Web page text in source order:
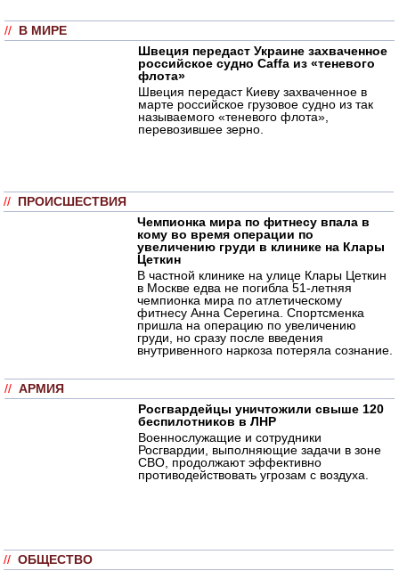
// В МИРЕ
Швеция передаст Украине захваченное
российское судно Caffa из «теневого
флота»
Швеция передаст Киеву захваченное в
марте российское грузовое судно из так
называемого «теневого флота»,
перевозившее зерно.
// ПРОИСШЕСТВИЯ
Чемпионка мира по фитнесу впала в
кому во время операции по
увеличению груди в клинике на Клары
Цеткин
В частной клинике на улице Клары Цеткин
в Москве едва не погибла 51-летняя
чемпионка мира по атлетическому
фитнесу Анна Серегина. Спортсменка
пришла на операцию по увеличению
груди, но сразу после введения
внутривенного наркоза потеряла сознание.
// АРМИЯ
Росгвардейцы уничтожили свыше 120
беспилотников в ЛНР
Военнослужащие и сотрудники
Росгвардии, выполняющие задачи в зоне
СВО, продолжают эффективно
противодействовать угрозам с воздуха.
// ОБЩЕСТВО